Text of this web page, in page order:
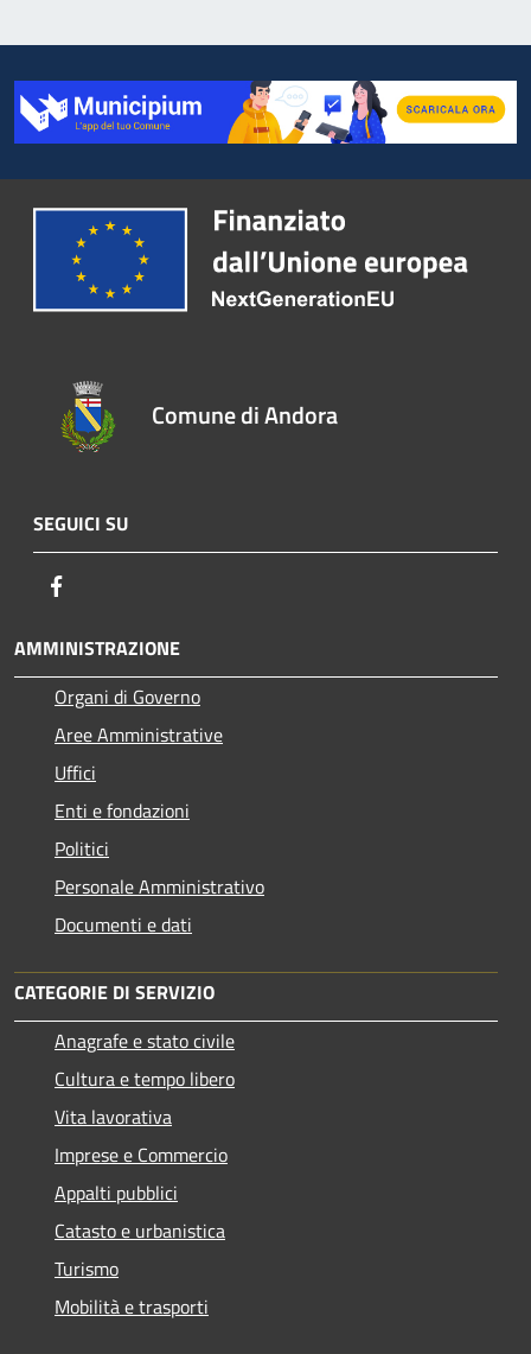
Comune di Andora
SEGUICI SU
AMMINISTRAZIONE
Organi di Governo
Aree Amministrative
Uffici
Enti e fondazioni
Politici
Personale Amministrativo
Documenti e dati
CATEGORIE DI SERVIZIO
Anagrafe e stato civile
Cultura e tempo libero
Vita lavorativa
Imprese e Commercio
Appalti pubblici
Catasto e urbanistica
Turismo
Mobilità e trasporti